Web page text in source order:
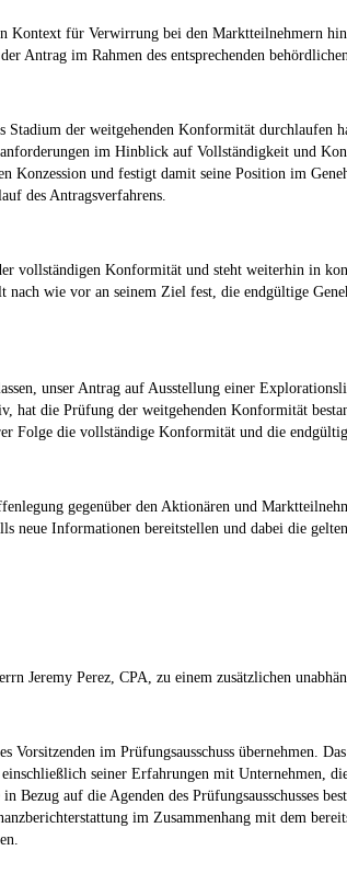
Kontext für Verwirrung bei den Marktteilnehmern
Antrag im Rahmen des entsprechenden
Stadium der weitgehenden Konformität
im Hinblick auf Vollständigkeit und
Konzession und festigt damit seine Position im
des Antragsverfahrens.
vollständigen Konformität und steht weiterhin in
nach wie vor an seinem Ziel fest, die endgültige
unser Antrag auf Ausstellung einer
die Prüfung der weitgehenden Konformität
Folge die vollständige Konformität und die
gegenüber den Aktionären und
neue Informationen bereitstellen und dabei die
Jeremy Perez, CPA, zu einem zusätzlichen
im Prüfungsausschuss übernehmen.
seiner Erfahrungen mit Unternehmen,
Bezug auf die Agenden des Prüfungsausschusses
im Zusammenhang mit dem